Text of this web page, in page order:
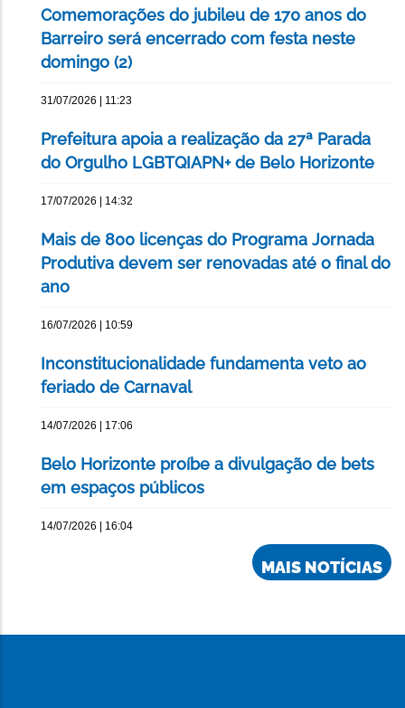
Comemorações do jubileu de 170 anos do
Barreiro será encerrado com festa neste
domingo (2)
31/07/2026 | 11:23
Prefeitura apoia a realização da 27ª Parada
do Orgulho LGBTQIAPN+ de Belo Horizonte
17/07/2026 | 14:32
Mais de 800 licenças do Programa Jornada
Produtiva devem ser renovadas até o final do
ano
16/07/2026 | 10:59
Inconstitucionalidade fundamenta veto ao
feriado de Carnaval
14/07/2026 | 17:06
Belo Horizonte proíbe a divulgação de bets
em espaços públicos
14/07/2026 | 16:04
MAIS NOTÍCIAS